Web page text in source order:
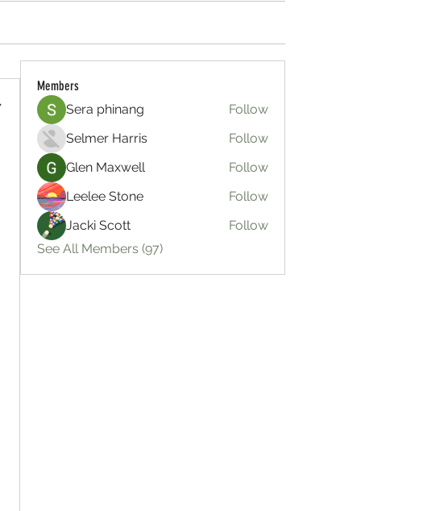
Members
Sera phinang
Follow
Selmer Harris
Follow
Glen Maxwell
Follow
Leelee Stone
Follow
Jacki Scott
Follow
See All Members (97)